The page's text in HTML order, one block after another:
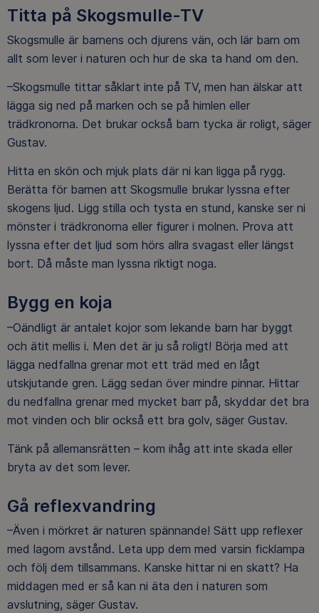
Titta på Skogsmulle-TV
Skogsmulle är barnens och djurens vän, och lär barn om
allt som lever i naturen och hur de ska ta hand om den.
–Skogsmulle tittar såklart inte på TV, men han älskar att
lägga sig ned på marken och se på himlen eller
trädkronorna. Det brukar också barn tycka är roligt, säger
Gustav.
Hitta en skön och mjuk plats där ni kan ligga på rygg.
Berätta för barnen att Skogsmulle brukar lyssna efter
skogens ljud. Ligg stilla och tysta en stund, kanske ser ni
mönster i trädkronorna eller figurer i molnen. Prova att
lyssna efter det ljud som hörs allra svagast eller längst
bort. Då måste man lyssna riktigt noga.
Bygg en koja
–Oändligt är antalet kojor som lekande barn har byggt
och ätit mellis i. Men det är ju så roligt! Börja med att
lägga nedfallna grenar mot ett träd med en lågt
utskjutande gren. Lägg sedan över mindre pinnar. Hittar
du nedfallna grenar med mycket barr på, skyddar det bra
mot vinden och blir också ett bra golv, säger Gustav.
Tänk på allemansrätten – kom ihåg att inte skada eller
bryta av det som lever.
Gå reflexvandring
–Även i mörkret är naturen spännande! Sätt upp reflexer
med lagom avstånd. Leta upp dem med varsin ficklampa
och följ dem tillsammans. Kanske hittar ni en skatt? Ha
middagen med er så kan ni äta den i naturen som
avslutning, säger Gustav.